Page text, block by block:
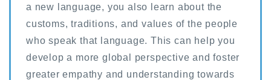
a new language, you also learn about the
customs, traditions, and values of the people
who speak that language. This can help you
develop a more global perspective and foster
greater empathy and understanding towards